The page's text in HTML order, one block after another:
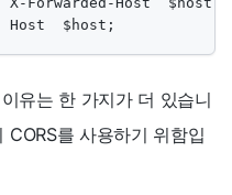
$host;
유는 한 가지가 더 있습니
를 사용하기 위함입